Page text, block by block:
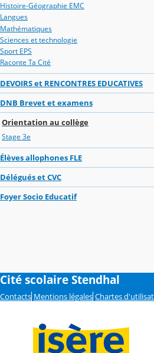
Histoire-Géographie EMC
Langues
Mathématiques
Sciences et technologie
Sport EPS
Raconte Ta Cité
DEVOIRS et RENCONTRES EDUCATIVES
DNB Brevet et examens
Orientation au collège
Stage 3e
Élèves allophones FLE
Délégués et CVC
Foyer Socio Educatif
Cité scolaire Stendhal
Contacts Mentions légales Chartes